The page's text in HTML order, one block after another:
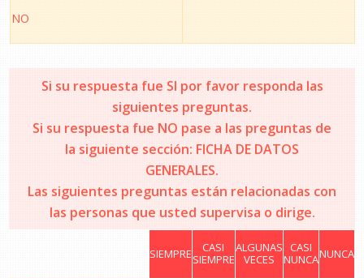
NO
Si su respuesta fue SI por favor responda las
siguientes preguntas.
Si su respuesta fue NO pase a las preguntas de
la siguiente sección: FICHA DE DATOS
GENERALES.
Las siguientes preguntas están relacionadas con
las personas que usted supervisa o dirige.
SIEMPRE
CASI
SIEMPRE
ALGUNAS
VECES
CASI
NUNCANUNCA